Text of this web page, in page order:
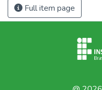
Full item page